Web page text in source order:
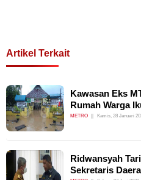
Artikel Terkait
Kawasan Eks
Rumah Warga
METRO Kamis, 28 Januari
Ridwansyah
Sekretaris